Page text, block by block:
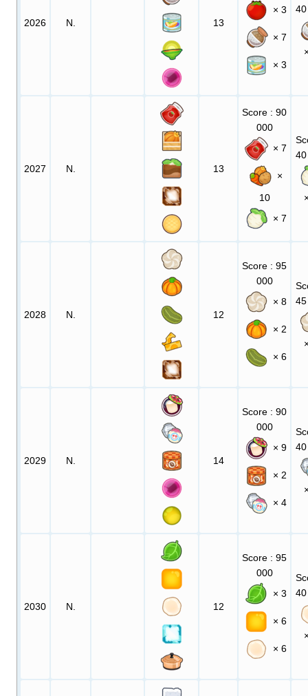
2026 N. 13
× 3
× 7
× 3
2027 N. 13
Score : 90
000
× 7
×
10
× 7
2028 N. 12
Score : 95
000
× 8
× 2
× 6
2029 N. 14
Score : 90
000
× 9
× 2
× 4
2030 N. 12
Score : 95
000
× 3
× 6
× 6